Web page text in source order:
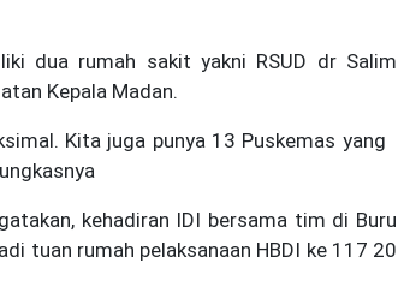
dua rumah sakit yakni RSUD dr Salim
Kepala Madan.
Kita juga punya 13 Puskemas yang
kehadiran IDI bersama tim di Buru
tuan rumah pelaksanaan HBDI ke 117 20